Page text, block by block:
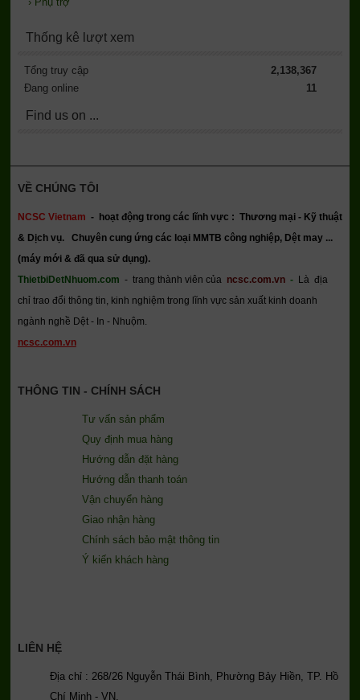
Thống kê lượt xem
Tổng truy cập
2,138,367
Đang online
11
Find us on ...
VỀ CHÚNG TÔI
NCSC Vietnam - hoạt động trong các lĩnh vực : Thương mại - Kỹ thuật
& Dịch vụ. Chuyên cung ứng các loại MMTB công nghiệp, Dệt may ...
(máy mới & đã qua sử dụng).
ThietbiDetNhuom.com - trang thành viên của ncsc.com.vn- Là địa
chỉ trao đổi thông tin, kinh nghiệm trong lĩnh vực sản xuất kinh doanh
ngành nghề Dệt - In - Nhuộm.
ncsc.com.vn
THÔNG TIN - CHÍNH SÁCH
Tư vấn sản phẩm
Quy định mua hàng
Hướng dẫn đặt hàng
Hướng dẫn thanh toán
Vận chuyển hàng
Giao nhận hàng
Chính sách bảo mật thông tin
Ý kiến khách hàng
LIÊN HỆ
Địa chỉ : 268/26 Nguyễn Thái Bình, Phường Bảy Hiền, TP. Hồ
Chí Minh - VN.